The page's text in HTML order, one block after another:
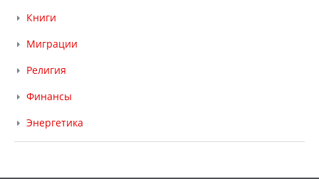
Книги
Миграции
Религия
Финансы
Энергетика